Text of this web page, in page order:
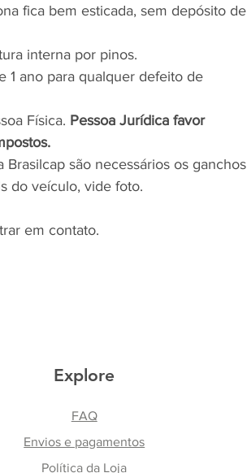
fica bem esticada, sem depósito de
interna por pinos.
1 ano para qualquer defeito de
Física. Pessoa Jurídica favor
Brasilcap são necessários os ganchos
do veículo, vide foto.
em contato.
Explore
FAQ
Envios e pagamentos
Política da Loja